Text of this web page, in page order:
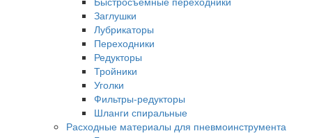
Заглушки
Лубрикаторы
Переходники
Редукторы
Тройники
Уголки
Фильтры-редукторы
Шланги спиральные
Расходные материалы для пневмоинструмента